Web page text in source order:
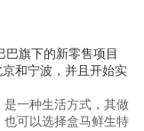
巴旗下的新零售项目
和宁波，并且开始实
一种生活方式，其做
也可以选择盒马鲜生特